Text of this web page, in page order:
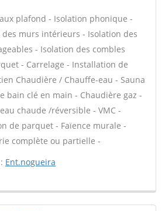
plafond - Isolation phonique -
murs intérieurs - Isolation des
- Isolation des combles
- Carrelage - Installation de
Chaudière / Chauffe-eau - Sauna
bain clé en main - Chaudière gaz -
chaude /réversible - VMC -
de parquet - Faïence murale -
complète ou partielle -
Ent.nogueira